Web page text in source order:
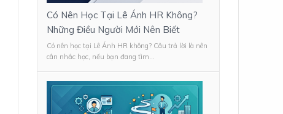
Có Nên Học Tại Lê Ánh HR Không?
Những Điều Người Mới Nên Biết
Có nên học tại Lê Ánh HR không? Câu trả lời là nên
cân nhắc học, nếu bạn đang tìm...